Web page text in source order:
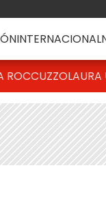
INTERNACIONAL
ROCCUZZOLAURA